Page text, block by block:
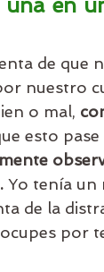
de que
nuestro
o mal,
esto
Yo tenía un
de la
por